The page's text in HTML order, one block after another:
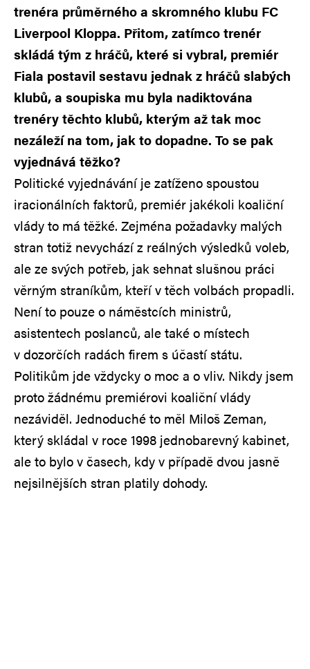
trenéra průměrného a skromného klubu FC
Liverpool Kloppa. Přitom, zatímco trenér
skládá tým z hráčů, které si vybral, premiér
Fiala postavil sestavu jednak z hráčů slabých
klubů, a soupiska mu byla nadiktována
trenéry těchto klubů, kterým až tak moc
nezáleží na tom, jak to dopadne. To se pak
vyjednává těžko?
Politické vyjednávání je zatíženo spoustou
iracionálních faktorů, premiér jakékoli koaliční
vlády to má těžké. Zejména požadavky malých
stran totiž nevychází z reálných výsledků voleb,
ale ze svých potřeb, jak sehnat slušnou práci
věrným straníkům, kteří v těch volbách propadli.
Není to pouze o náměstcích ministrů,
asistentech poslanců, ale také o místech
v dozorčích radách firem s účastí státu.
Politikům jde vždycky o moc a o vliv. Nikdy jsem
proto žádnému premiérovi koaliční vlády
nezáviděl. Jednoduché to měl Miloš Zeman,
který skládal v roce 1998 jednobarevný kabinet,
ale to bylo v časech, kdy v případě dvou jasně
nejsilnějších stran platily dohody.